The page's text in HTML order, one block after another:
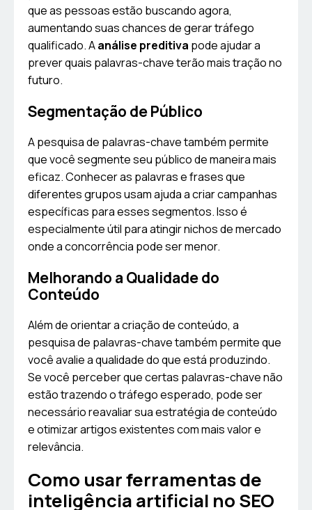
que as pessoas estão buscando agora,
aumentando suas chances de gerar tráfego
qualificado. Aanálise preditiva pode ajudar a
prever quais palavras-chave terão mais tração no
futuro.
Segmentação de Público
A pesquisa de palavras-chave também permite
que você segmente seu público de maneira mais
eficaz. Conhecer as palavras e frases que
diferentes grupos usam ajuda a criar campanhas
específicas para esses segmentos. Isso é
especialmente útil para atingir nichos de mercado
onde a concorrência pode ser menor.
Melhorando a Qualidade do
Conteúdo
Além de orientar a criação de conteúdo, a
pesquisa de palavras-chave também permite que
você avalie a qualidade do que está produzindo.
Se você perceber que certas palavras-chave não
estão trazendo o tráfego esperado, pode ser
necessário reavaliar sua estratégia de conteúdo
e otimizar artigos existentes com mais valor e
relevância.
Como usar ferramentas de
inteligência artificial no SEO